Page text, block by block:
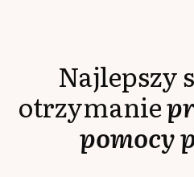
Najlepszy
otrzymanie
pomocy